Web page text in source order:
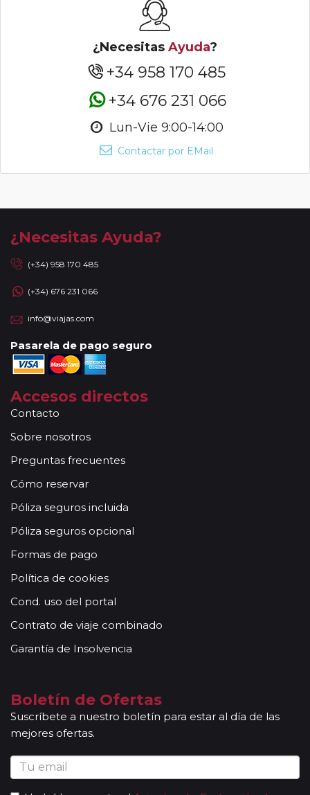
¿Necesitas Ayuda?
+34 958 170 485
+34 676 231 066
Lun-Vie 9:00-14:00
Contactar por EMail
¿Necesitas Ayuda?
(+34) 958 170 485
(+34) 676 231 066
info@viajas.com
Pasarela de pago seguro
Accesos directos
Contacto
Sobre nosotros
Preguntas frecuentes
Cómo reservar
Póliza seguros incluida
Póliza seguros opcional
Formas de pago
Política de cookies
Cond. uso del portal
Contrato de viaje combinado
Garantía de Insolvencia
Boletín de Ofertas
Suscríbete a nuestro boletín para estar al día de las
mejores ofertas.